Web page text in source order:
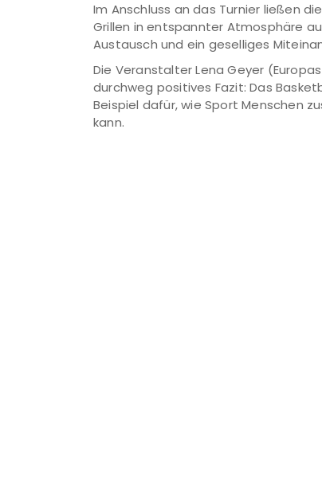
Im Anschluss an das Turnier ließen
Grillen in entspannter Atmosphäre
Austausch und ein geselliges
Die Veranstalter Lena Geyer
durchweg positives Fazit: Das
Beispiel dafür, wie Sport Menschen
kann.